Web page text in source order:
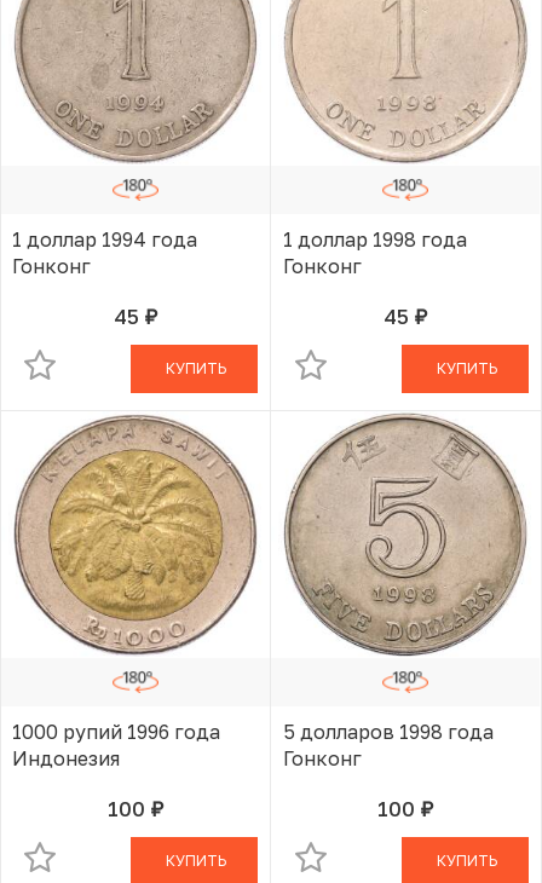
1 доллар 1994 года
Гонконг
45 руб.В КОРЗИНЕ
КУПИТЬ
1 доллар 1998 года
Гонконг
45 руб.В КОРЗИНЕ
КУПИТЬ
1000 рупий 1996 года
Индонезия
100 руб.В КОРЗИНЕ
КУПИТЬ
5 долларов 1998 года
Гонконг
100 руб.В КОРЗИНЕ
КУПИТЬ